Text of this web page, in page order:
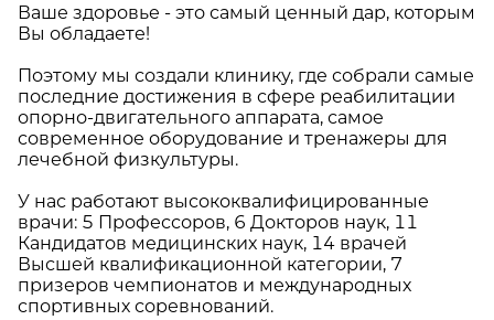
Ваше здоровье - это самый ценный дар, которым
Вы обладаете!
Поэтому мы создали клинику, где собрали самые
последние достижения в сфере реабилитации
опорно-двигательного аппарата, самое
современное оборудование и тренажеры для
лечебной физкультуры.
У нас работают высококвалифицированные
врачи: 5 Профессоров, 6 Докторов наук, 11
Кандидатов медицинских наук, 14 врачей
Высшей квалификационной категории, 7
призеров чемпионатов и международных
спортивных соревнований.